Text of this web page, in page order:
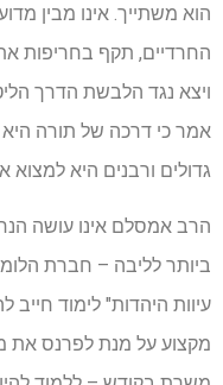
הוא משתייך. אינו מבין
החרדיים, תקף בחריפות
ויצא נגד הלבשת הדרך
אמר כי דרכה של תורה
גדולים ורבנים היא למצוא
הרב אמסלם אינו עושה
ביותר לליבה – חברת
עיוות היהדות" לימוד
מקצוע על מנת לפרנס את